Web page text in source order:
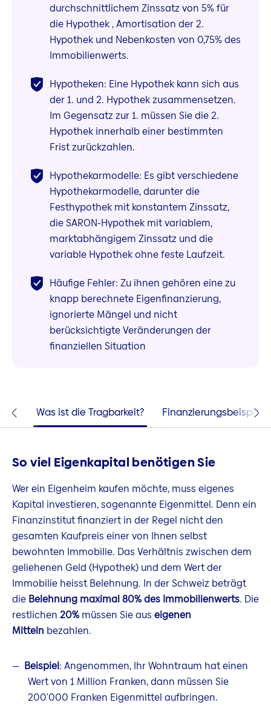
durchschnittlichem Zinssatz von 5% für
die Hypothek , Amortisation der 2.
Hypothek und Nebenkosten von 0,75% des
Immobilienwerts.
Hypotheken: Eine Hypothek kann sich aus
der 1. und 2. Hypothek zusammensetzen.
Im Gegensatz zur 1. müssen Sie die 2.
Hypothek innerhalb einer bestimmten
Frist zurückzahlen.
Hypothekarmodelle: Es gibt verschiedene
Hypothekarmodelle, darunter die
Festhypothek mit konstantem Zinssatz,
die SARON-Hypothek mit variablem,
marktabhängigem Zinssatz und die
variable Hypothek ohne feste Laufzeit.
Häufige Fehler: Zu ihnen gehören eine zu
knapp berechnete Eigenfinanzierung,
ignorierte Mängel und nicht
berücksichtigte Veränderungen der
finanziellen Situation
Was ist die Tragbarkeit?
So viel Eigenkapital benötigen Sie
Wer ein Eigenheim kaufen möchte, muss eigenes
Kapital investieren, sogenannte Eigenmittel. Denn ein
Finanzinstitut finanziert in der Regel nicht den
gesamten Kaufpreis einer von Ihnen selbst
bewohnten Immobilie. Das Verhältnis zwischen dem
geliehenen Geld (Hypothek) und dem Wert der
Immobilie heisst Belehnung. In der Schweiz beträgt
die Belehnung maximal 80% des Immobilienwerts. Die
restlichen 20% müssen Sie aus eigenen
Mitteln bezahlen.
Beispiel: Angenommen, Ihr Wohntraum hat einen
Wert von 1 Million Franken, dann müssen Sie
200'000 Franken Eigenmittel aufbringen.